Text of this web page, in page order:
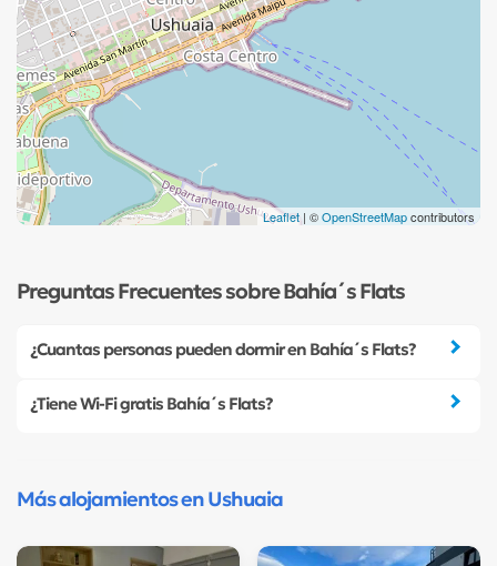
Leaflet | ©OpenStreetMapcontributors
Preguntas Frecuentes sobre Bahía´s Flats
¿Cuantas personas pueden dormir en Bahía´s Flats?
¿Tiene Wi-Fi gratis Bahía´s Flats?
Más alojamientos en Ushuaia